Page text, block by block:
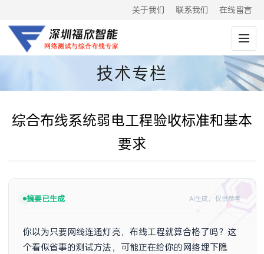
关于我们 联系我们 在线留言
技术专栏
综合布线系统弱电工程验收标准和基本
要求
摘要已生成 AI生成，仅供参考
你以为只要网线连通灯亮，布线工程就算合格了吗？这
个看似省事的测试方法，可能正在给你的网络埋下隐